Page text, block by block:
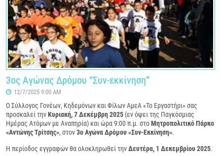
3ος Αγώνας Δρόμου “Συν-εκκίνηση”
12/7/2025 9:00 AM
Ο Σύλλογος Γονέων, Κηδεμόνων και Φίλων ΑμεΑ «Το Εργαστήρι» σας
προσκαλεί τηνΚυριακή, 7 Δεκέμβρη 2025 (εν όψει της Παγκόσμιας
Ημέρας Ατόμων με Αναπηρία) και ώρα 9:00 π.μ. στοΜητροπολιτικό Πάρκο
«Αντώνης Τρίτσης», στον3ο Αγώνα Δρόμου «Συν-Εκκίνηση».
Η περίοδος εγγραφών θα ολοκληρωθεί τηνΔευτέρα, 1 Δεκεμβρίου 2025.